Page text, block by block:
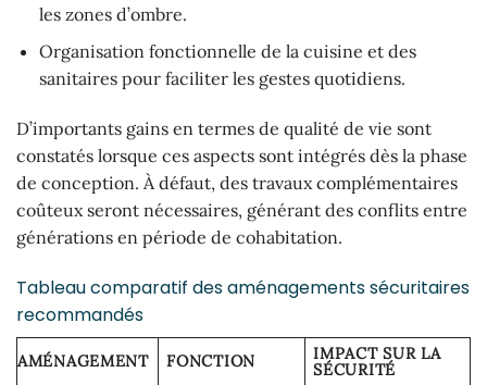
les zones d’ombre.
Organisation fonctionnelle de la cuisine et des
sanitaires pour faciliter les gestes quotidiens.
D’importants gains en termes de qualité de vie sont
constatés lorsque ces aspects sont intégrés dès la phase
de conception. À défaut, des travaux complémentaires
coûteux seront nécessaires, générant des conflits entre
générations en période de cohabitation.
Tableau comparatif des aménagements sécuritaires
recommandés
AMÉNAGEMENT FONCTION
IMPACT SUR LA
SÉCURITÉ